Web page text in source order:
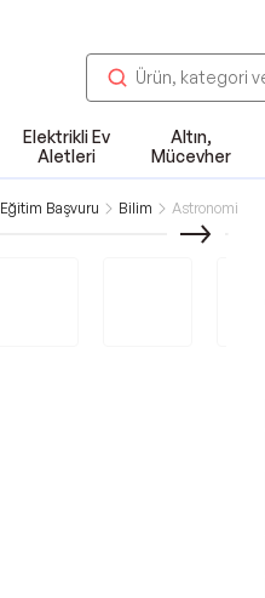
Elektrikli Ev
Aletleri
Altın,
Mücevher
Eğitim Başvuru Bilim Astronomi